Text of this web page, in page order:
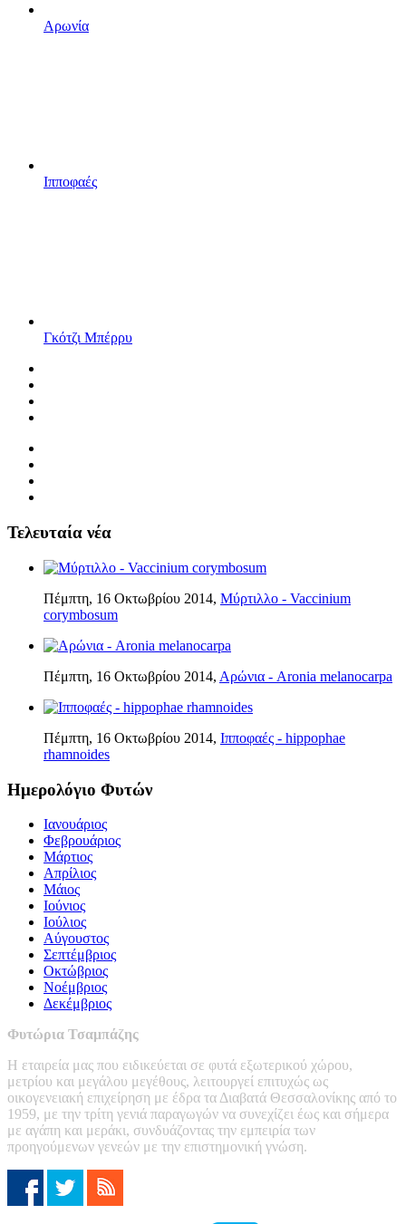
Αρωνία
Ιπποφαές
Γκότζι Μπέρρυ
Τελευταία νέα
Πέμπτη, 16 Οκτωβρίου 2014, Μύρτιλλο - Vaccinium
corymbosum
Πέμπτη, 16 Οκτωβρίου 2014, Αρώνια - Aronia melanocarpa
Πέμπτη, 16 Οκτωβρίου 2014, Ιπποφαές - hippophae
rhamnoides
Ημερολόγιο Φυτών
Ιανουάριος
Φεβρουάριος
Μάρτιος
Απρίλιος
Μάιος
Ιούνιος
Ιούλιος
Αύγουστος
Σεπτέμβριος
Οκτώβριος
Νοέμβριος
Δεκέμβριος
Φυτώρια Τσαμπάζης
Η εταιρεία μας που ειδικεύεται σε φυτά εξωτερικού χώρου,
μετρίου και μεγάλου μεγέθους, λειτουργεί επιτυχώς ως
οικογενειακή επιχείρηση με έδρα τα Διαβατά Θεσσαλονίκης από το
1959, με την τρίτη γενιά παραγωγών να συνεχίζει έως και σήμερα
με αγάπη και μεράκι, συνδυάζοντας την εμπειρία των
προηγούμενων γενεών με την επιστημονική γνώση.